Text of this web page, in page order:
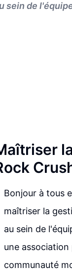
sein de
Bonjour à tous
maîtriser la
au sein de
une
communauté